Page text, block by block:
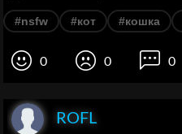
#nsfw #кот #кошка
0 0 0
ROFL